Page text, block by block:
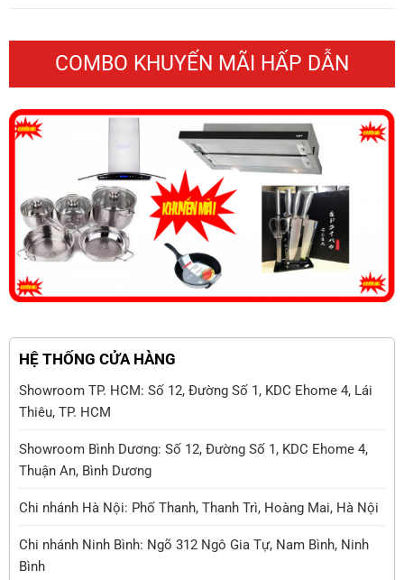
4.300.000 ₫.
COMBO KHUYẾN MÃI HẤP DẪN
HỆ THỐNG CỬA HÀNG
Showroom TP. HCM: Số 12, Đường Số 1, KDC Ehome 4, Lái
Thiêu, TP. HCM
Showroom Bình Dương: Số 12, Đường Số 1, KDC Ehome 4,
Thuận An, Bình Dương
Chi nhánh Hà Nội: Phố Thanh, Thanh Trì, Hoàng Mai, Hà Nội
Chi nhánh Ninh Bình: Ngõ 312 Ngô Gia Tự, Nam Bình, Ninh
Bình